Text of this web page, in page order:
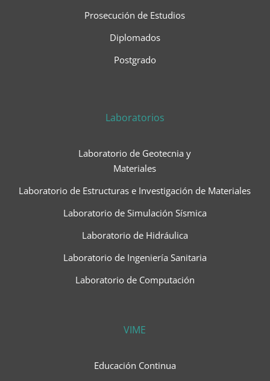
Prosecución de Estudios
Diplomados
Postgrado
Laboratorios
Laboratorio de Geotecnia y
Materiales
Laboratorio de Estructuras e Investigación de Materiales
Laboratorio de Simulación Sísmica
Laboratorio de Hidráulica
Laboratorio de Ingeniería Sanitaria
Laboratorio de Computación
VIME
Educación Continua